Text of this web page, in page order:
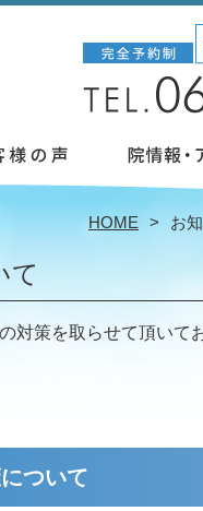
HOME お
て
対策を取らせて頂いて
ついて